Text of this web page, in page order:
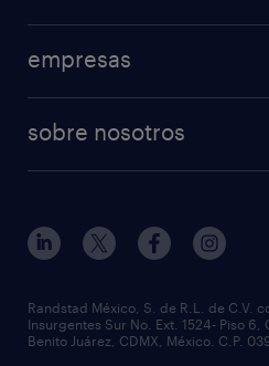
empresas
sobre nosotros
Randstad México, S. de R.L. de C.V.
Insurgentes Sur No. Ext. 1524- Piso
Benito Juárez, CDMX, México. C.P.